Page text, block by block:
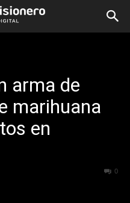
arma de
marihuana
en
0